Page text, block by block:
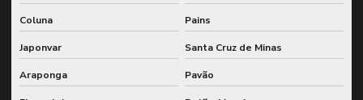
Coluna Pains
Japonvar Santa Cruz de Minas
Araponga Pavão